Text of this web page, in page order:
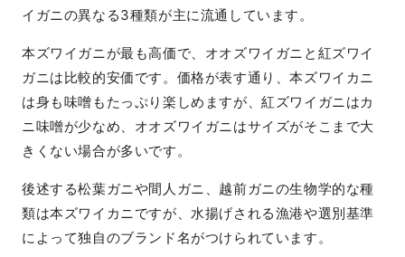
イガニの異なる3種類が主に流通しています。
本ズワイガニが最も高価で、オオズワイガニと紅ズワイ
ガニは比較的安価です。価格が表す通り、本ズワイカニ
は身も味噌もたっぷり楽しめますが、紅ズワイガニはカ
ニ味噌が少なめ、オオズワイガニはサイズがそこまで大
きくない場合が多いです。
後述する松葉ガニや間人ガニ、越前ガニの生物学的な種
類は本ズワイカニですが、水揚げされる漁港や選別基準
によって独自のブランド名がつけられています。